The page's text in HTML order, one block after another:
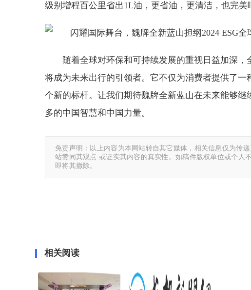
级别增程百公里省出1L油，更省油，更清洁，也完美
随着全球对环保和可持续发展的重视日益加深
将成为未来出行的引领者。它不仅为消费者提供了
个新的标杆。让我们期待魏牌全新蓝山在未来能够
多的中国智慧和中国力量。
免责声明：以上内容为本网站转自其它媒体，相关信息仅为传
站赞同其观点 或证实其内容的真实性。如稿件版权单位或个人
即将其撤除。
相关阅读